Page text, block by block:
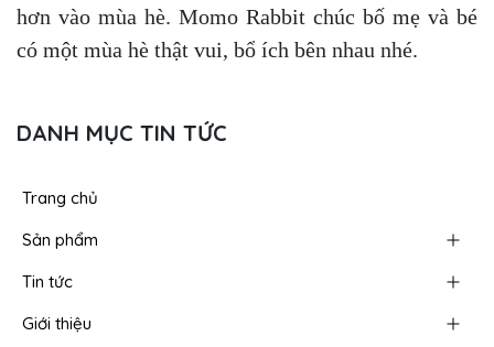
hơn vào mùa hè. Momo Rabbit chúc bố mẹ và bé
có một mùa hè thật vui, bổ ích bên nhau nhé.
DANH MỤC TIN TỨC
Trang chủ
Sản phẩm
Tin tức
Giới thiệu